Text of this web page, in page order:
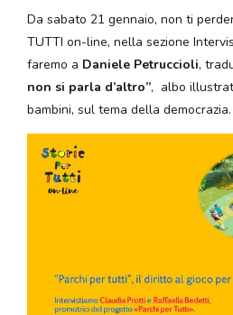
Da sabato 21 gennaio, non ti
TUTTI on-line, nella sezione
faremo a Daniele Petruccioli,
non si parla d’altro”, albo
bambini, sul tema della democrazia.